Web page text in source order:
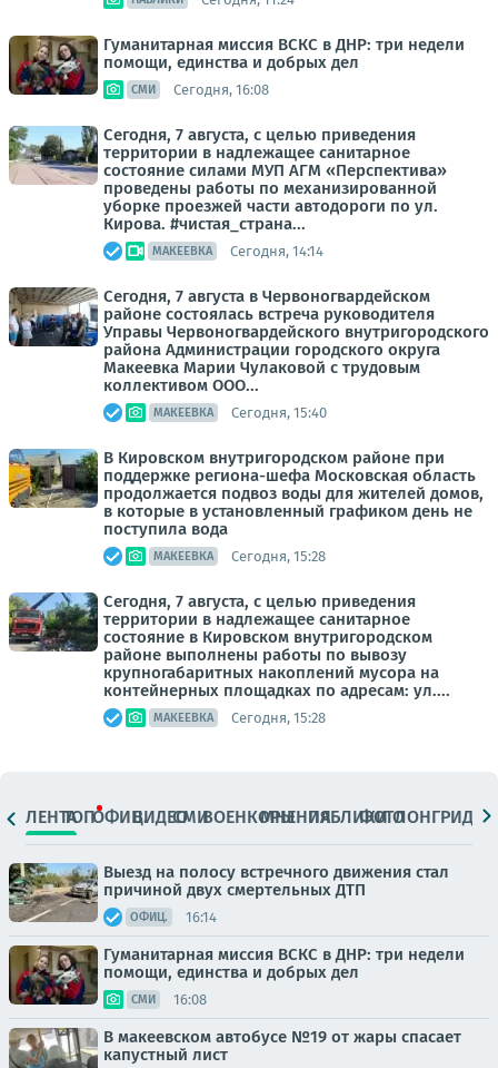
Гуманитарная миссия ВСКС в ДНР: три недели
помощи, единства и добрых дел
СМИ Сегодня, 16:08
Сегодня, 7 августа, с целью приведения
территории в надлежащее санитарное
состояние силами МУП АГМ «Перспектива»
проведены работы по механизированной
уборке проезжей части автодороги по ул.
Кирова. #чистая_страна...
МАКЕЕВКА Сегодня, 14:14
Сегодня, 7 августа в Червоногвардейском
районе состоялась встреча руководителя
Управы Червоногвардейского внутригородского
района Администрации городского округа
Макеевка Марии Чулаковой с трудовым
коллективом ООО...
МАКЕЕВКА Сегодня, 15:40
В Кировском внутригородском районе при
поддержке региона-шефа Московская область
продолжается подвоз воды для жителей домов,
в которые в установленный графиком день не
поступила вода
МАКЕЕВКА Сегодня, 15:28
Сегодня, 7 августа, с целью приведения
территории в надлежащее санитарное
состояние в Кировском внутригородском
районе выполнены работы по вывозу
крупногабаритных накоплений мусора на
контейнерных площадках по адресам: ул....
МАКЕЕВКА Сегодня, 15:28
ЛЕНТАТОПОФИЦ.ВИДЕОСМИВОЕНКОРЫМНЕНИЯПАБЛИКИ
ФОТОЛОНГРИДЫ
Выезд на полосу встречного движения стал
причиной двух смертельных ДТП
ОФИЦ. 16:14
Гуманитарная миссия ВСКС в ДНР: три недели
помощи, единства и добрых дел
СМИ 16:08
В макеевском автобусе №19 от жары спасает
капустный лист